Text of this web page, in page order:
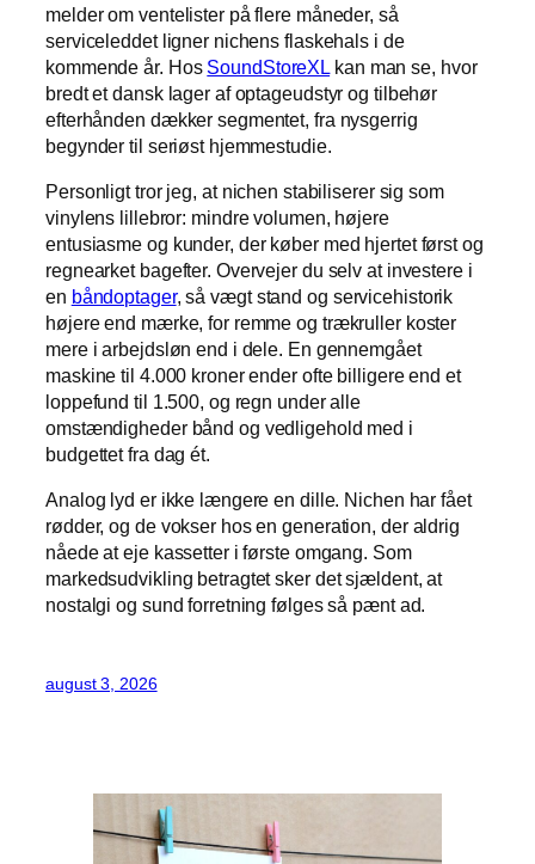
melder om ventelister på flere måneder, så
serviceleddet ligner nichens flaskehals i de
kommende år. Hos SoundStoreXL kan man se, hvor
bredt et dansk lager af optageudstyr og tilbehør
efterhånden dækker segmentet, fra nysgerrig
begynder til seriøst hjemmestudie.
Personligt tror jeg, at nichen stabiliserer sig som
vinylens lillebror: mindre volumen, højere
entusiasme og kunder, der køber med hjertet først og
regnearket bagefter. Overvejer du selv at investere i
en båndoptager, så vægt stand og servicehistorik
højere end mærke, for remme og trækruller koster
mere i arbejdsløn end i dele. En gennemgået
maskine til 4.000 kroner ender ofte billigere end et
loppefund til 1.500, og regn under alle
omstændigheder bånd og vedligehold med i
budgettet fra dag ét.
Analog lyd er ikke længere en dille. Nichen har fået
rødder, og de vokser hos en generation, der aldrig
nåede at eje kassetter i første omgang. Som
markedsudvikling betragtet sker det sjældent, at
nostalgi og sund forretning følges så pænt ad.
august 3, 2026